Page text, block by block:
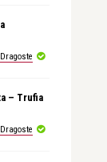
– Trufia